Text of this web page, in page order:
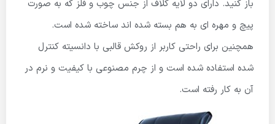
باز کنید. دارای دو لایه کلاف از جنس چوب و فلز که به صورت
پیچ و مهره ای به هم بسته شده اند ساخته شده است.
همچنین برای راحتی کاربر از روکش قالبی با دانسیته کنترل
شده استفاده شده است و از چرم مصنوعی با کیفیت و نرم در
آن به کار رفته است.